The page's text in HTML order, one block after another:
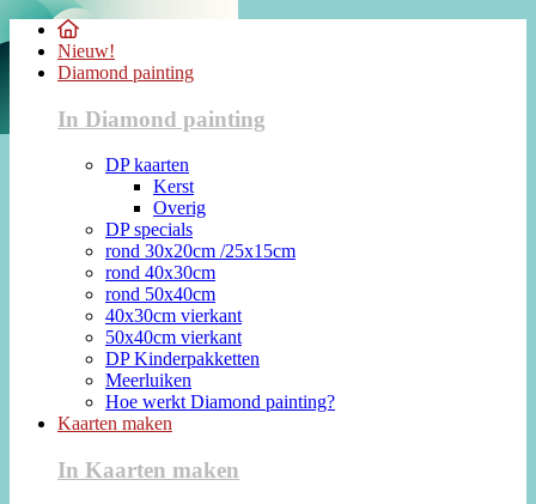
Nieuw!
Diamond painting
In Diamond painting
DP kaarten
Kerst
Overig
DP specials
rond 30x20cm /25x15cm
rond 40x30cm
rond 50x40cm
40x30cm vierkant
50x40cm vierkant
DP Kinderpakketten
Meerluiken
Hoe werkt Diamond painting?
Kaarten maken
In Kaarten maken